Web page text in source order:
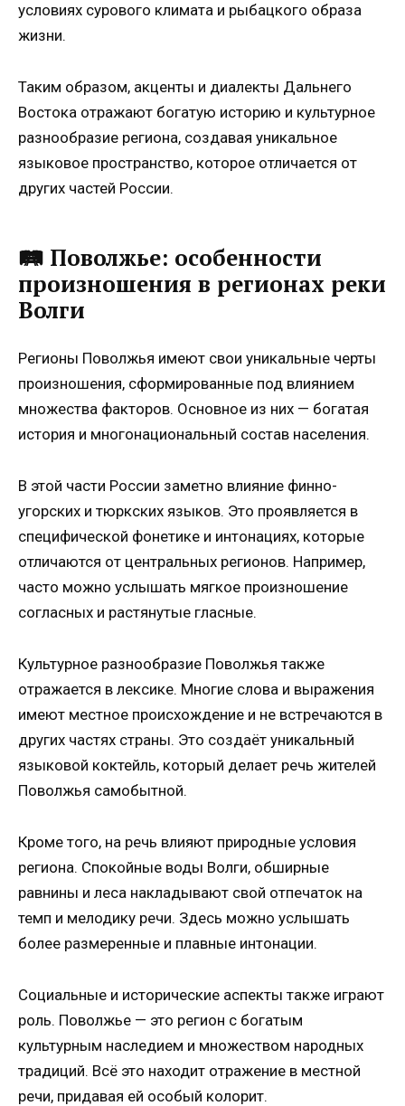
условиях сурового климата и рыбацкого образа
жизни.
Таким образом, акценты и диалекты Дальнего
Востока отражают богатую историю и культурное
разнообразие региона, создавая уникальное
языковое пространство, которое отличается от
других частей России.
🛤️ Поволжье: особенности
произношения в регионах реки
Волги
Регионы Поволжья имеют свои уникальные черты
произношения, сформированные под влиянием
множества факторов. Основное из них — богатая
история и многонациональный состав населения.
В этой части России заметно влияние финно-
угорских и тюркских языков. Это проявляется в
специфической фонетике и интонациях, которые
отличаются от центральных регионов. Например,
часто можно услышать мягкое произношение
согласных и растянутые гласные.
Культурное разнообразие Поволжья также
отражается в лексике. Многие слова и выражения
имеют местное происхождение и не встречаются в
других частях страны. Это создаёт уникальный
языковой коктейль, который делает речь жителей
Поволжья самобытной.
Кроме того, на речь влияют природные условия
региона. Спокойные воды Волги, обширные
равнины и леса накладывают свой отпечаток на
темп и мелодику речи. Здесь можно услышать
более размеренные и плавные интонации.
Социальные и исторические аспекты также играют
роль. Поволжье — это регион с богатым
культурным наследием и множеством народных
традиций. Всё это находит отражение в местной
речи, придавая ей особый колорит.